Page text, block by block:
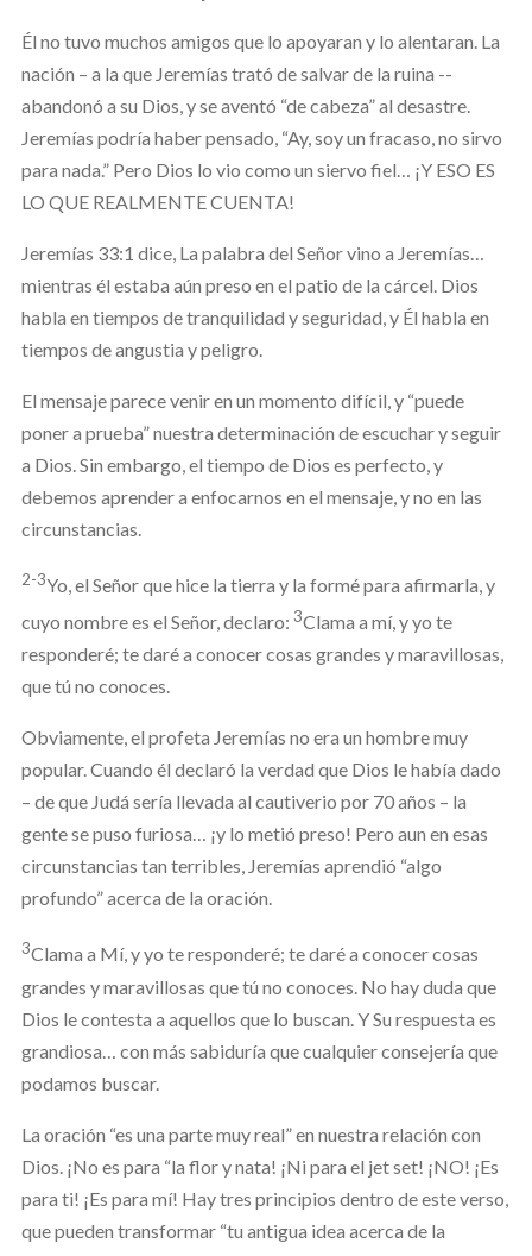
Él no tuvo muchos amigos que lo apoyaran y lo alentaran. La
nación – a la que Jeremías trató de salvar de la ruina --
abandonó a su Dios, y se aventó “de cabeza” al desastre.
Jeremías podría haber pensado, “Ay, soy un fracaso, no sirvo
para nada.” Pero Dios lo vio como un siervo fiel… ¡Y ESO ES
LO QUE REALMENTE CUENTA!
Jeremías 33:1 dice, La palabra del Señor vino a Jeremías…
mientras él estaba aún preso en el patio de la cárcel. Dios
habla en tiempos de tranquilidad y seguridad, y Él habla en
tiempos de angustia y peligro.
El mensaje parece venir en un momento difícil, y “puede
poner a prueba” nuestra determinación de escuchar y seguir
a Dios. Sin embargo, el tiempo de Dios es perfecto, y
debemos aprender a enfocarnos en el mensaje, y no en las
circunstancias.
2-3Yo, el Señor que hice la tierra y la formé para afirmarla, y
cuyo nombre es el Señor, declaro: 3Clama a mí, y yo te
responderé; te daré a conocer cosas grandes y maravillosas,
que tú no conoces.
Obviamente, el profeta Jeremías no era un hombre muy
popular. Cuando él declaró la verdad que Dios le había dado
– de que Judá sería llevada al cautiverio por 70 años – la
gente se puso furiosa… ¡y lo metió preso! Pero aun en esas
circunstancias tan terribles, Jeremías aprendió “algo
profundo” acerca de la oración.
3Clama a Mí, y yo te responderé; te daré a conocer cosas
grandes y maravillosas que tú no conoces. No hay duda que
Dios le contesta a aquellos que lo buscan. Y Su respuesta es
grandiosa… con más sabiduría que cualquier consejería que
podamos buscar.
La oración “es una parte muy real” en nuestra relación con
Dios. ¡No es para “la flor y nata! ¡Ni para el jet set! ¡NO! ¡Es
para ti! ¡Es para mí! Hay tres principios dentro de este verso,
que pueden transformar “tu antigua idea acerca de la